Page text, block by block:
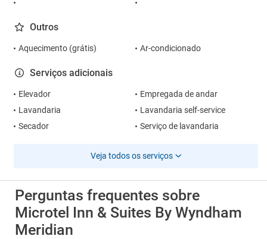
Outros
Aquecimento (grátis) Ar-condicionado
Serviços adicionais
Elevador
Empregada de andar
Lavandaria
Lavandaria self-service
Secador
Serviço de lavandaria
Veja todos os serviços
Perguntas frequentes sobre
Microtel Inn & Suites By Wyndham
Meridian